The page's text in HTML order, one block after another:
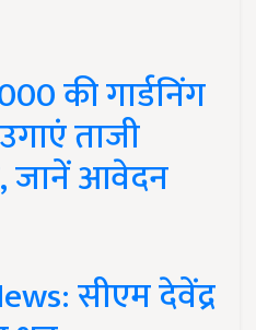
की गार्डनिंग
ताजी
जानें आवेदन
सीएम देवेंद्र